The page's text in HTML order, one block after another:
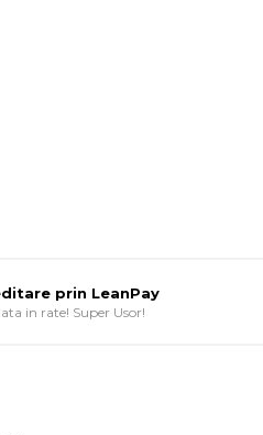
prin LeanPay
in rate! Super Usor!